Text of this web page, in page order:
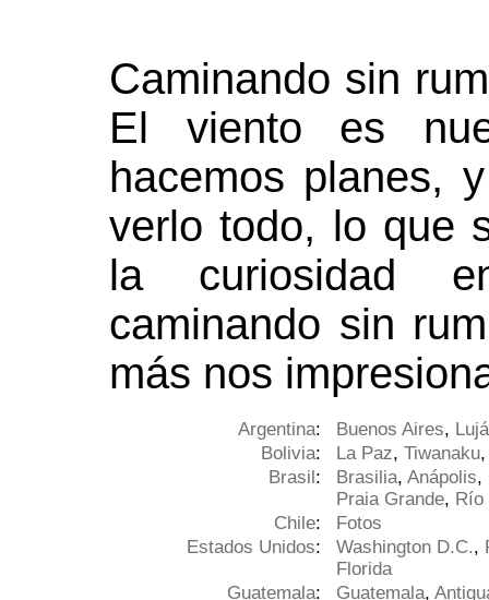
Caminando sin
El viento es
hacemos planes,
verlo todo, lo que
la curiosidad
caminando sin
más nos
Argentina: Buenos Aires,
Bolivia: La Paz, Tiwanaku
Brasil: Brasilia, Anápolis,
Praia Grande, Río
Chile:
Fotos
Estados Unidos: Washington D.C.,
Florida
Guatemala: Guatemala,